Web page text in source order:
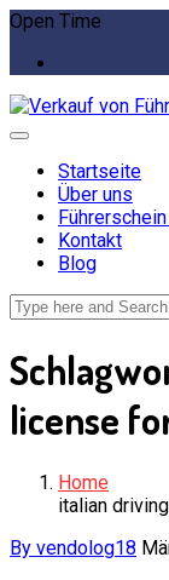
Open Time
Startseite
Über uns
Kontakt
Blog
license
Home
italian
By vendolog18